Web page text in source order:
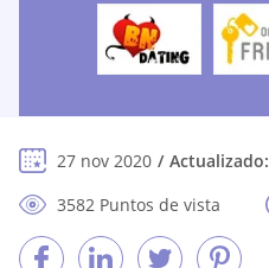
27 nov 2020 Actualizado:
3582 Puntos de vista